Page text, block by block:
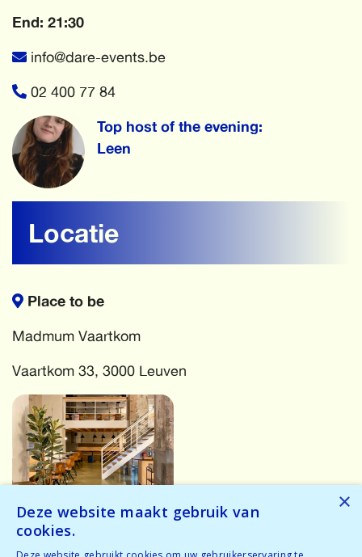
End: 21:30
info@dare-events.be
02 400 77 84
Top host of the evening:
Leen
Locatie
Place to be
Madmum Vaartkom
Vaartkom 33, 3000 Leuven
More events
×
Deze website maakt gebruik van
cookies.